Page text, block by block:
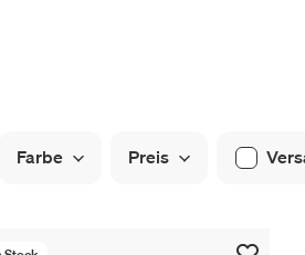
Farbe Preis